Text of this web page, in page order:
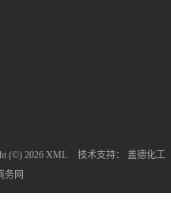
(©) 2026 XML 技术支持：
盖德化工
务网